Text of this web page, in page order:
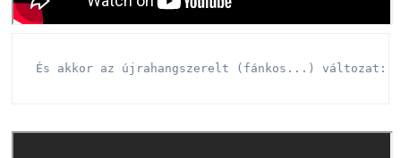
És akkor az újrahangszerelt (fánkos...) változat: